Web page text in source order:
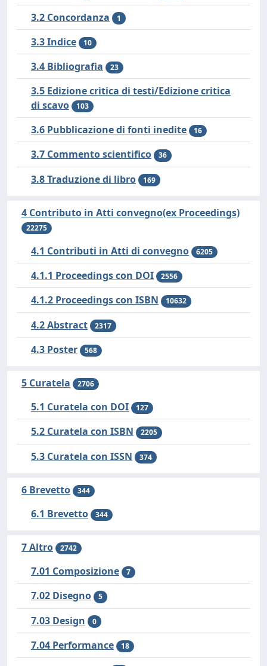
3.2 Concordanza 1
3.3 Indice 10
3.4 Bibliografia 23
3.5 Edizione critica di testi/Edizione critica
di scavo
103
3.6 Pubblicazione di fonti inedite 16
3.7 Commento scientifico 36
3.8 Traduzione di libro 169
4 Contributo in Atti convegno(ex Proceedings)
22275
4.1 Contributi in Atti di convegno 6205
4.1.1 Proceedings con DOI 2556
4.1.2 Proceedings con ISBN 10632
4.2 Abstract 2317
4.3 Poster 568
5 Curatela 2706
5.1 Curatela con DOI 127
5.2 Curatela con ISBN 2205
5.3 Curatela con ISSN 374
6 Brevetto 344
6.1 Brevetto 344
7 Altro 2742
7.01 Composizione 7
7.02 Disegno 5
7.03 Design 0
7.04 Performance 18